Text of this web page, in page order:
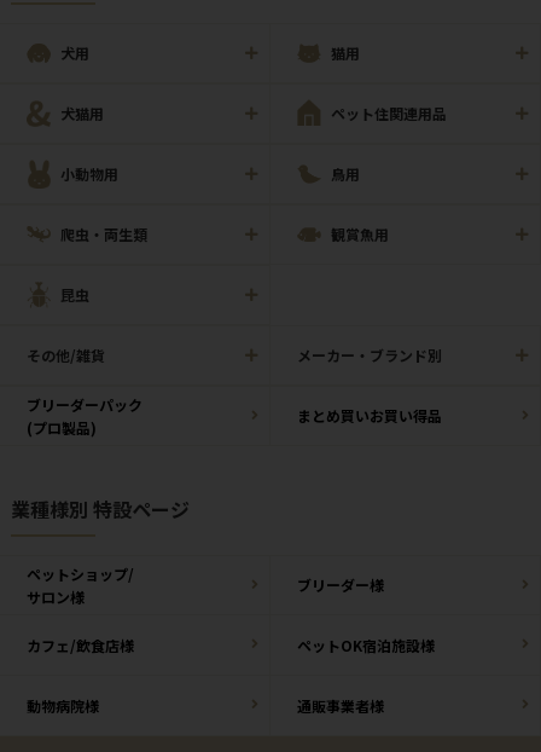
犬用 猫用
犬猫用 ペット住関連用品
小動物用 鳥用
爬虫・両生類 観賞魚用
昆虫
その他/雑貨 メーカー・ブランド別
ブリーダーパック
(プロ製品)
まとめ買いお買い得品
業種様別 特設ページ
ペットショップ/
サロン様
ブリーダー様
カフェ/飲食店様 ペットOK宿泊施設様
動物病院様 通販事業者様